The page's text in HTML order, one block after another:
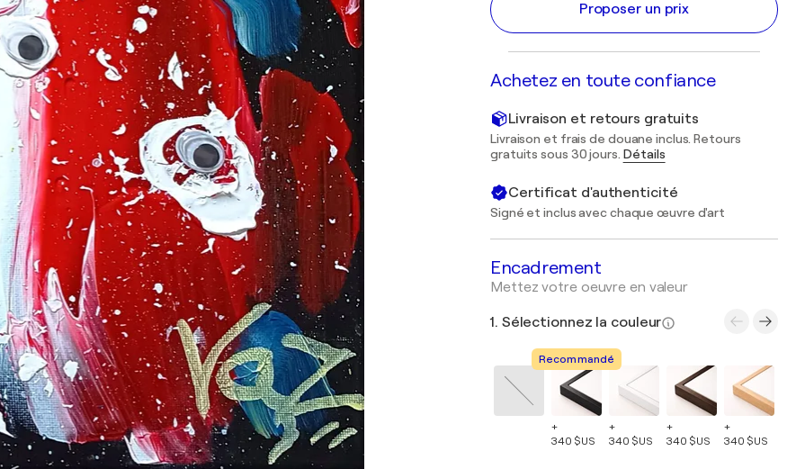
Proposer un prix
Achetez en toute confiance
Livraison et retours gratuits
Livraison et frais de douane inclus. Retours
gratuits sous 30 jours. Détails
Certificat d'authenticité
Signé et inclus avec chaque œuvre d'art
Encadrement
Mettez votre oeuvre en valeur
1. Sélectionnez la couleur
Recommandé
+
340 $US
+
340 $US
+
340 $US
+
340 $US